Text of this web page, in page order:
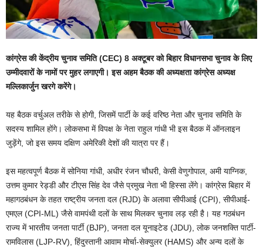
कांग्रेस की केंद्रीय चुनाव समिति (CEC) 8 अक्टूबर को बिहार विधानसभा चुनाव के लिए
उम्मीदवारों के नामों पर मुहर लगाएगी। इस अहम बैठक की अध्यक्षता कांग्रेस अध्यक्ष
मल्लिकार्जुन खरगे करेंगे।
यह बैठक वर्चुअल तरीके से होगी, जिसमें पार्टी के कई वरिष्ठ नेता और चुनाव समिति के
सदस्य शामिल होंगे। लोकसभा में विपक्ष के नेता राहुल गांधी भी इस बैठक में ऑनलाइन
जुड़ेंगे, जो इस समय दक्षिण अमेरिकी देशों की यात्रा पर हैं।
इस महत्वपूर्ण बैठक में सोनिया गांधी, अधीर रंजन चौधरी, केसी वेणुगोपाल, अमी याग्निक,
उत्तम कुमार रेड्डी और टीएस सिंह देव जैसे प्रमुख नेता भी हिस्सा लेंगे। कांग्रेस बिहार में
महागठबंधन के तहत राष्ट्रीय जनता दल (RJD) के अलावा सीपीआई (CPI), सीपीआई-
एमएल (CPI-ML) जैसे वामपंथी दलों के साथ मिलकर चुनाव लड़ रही है। यह गठबंधन
राज्य में भारतीय जनता पार्टी (BJP), जनता दल यूनाइटेड (JDU), लोक जनशक्ति पार्टी-
रामविलास (LJP-RV), हिंदुस्तानी आवाम मोर्चा-सेक्युलर (HAMS) और अन्य दलों के